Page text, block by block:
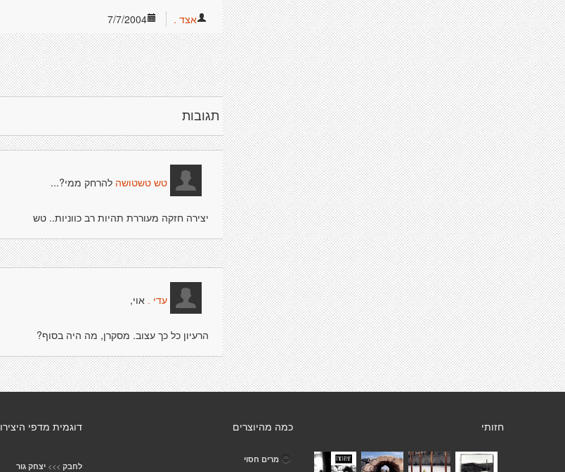
7/7/2004 אצד .
תגובות
טש טשטושה להרחק ממי?...
יצירה חזקה מעוררת תהיות רב כווניות.. טש
עדי . אוי,
הרעיון כל כך עצוב. מסקרן, מה היה בסוף?
דוגמית מדפי
לחבק >>> יצחק גור
כמה מהיוצרים
מרים חסוי
חזותי